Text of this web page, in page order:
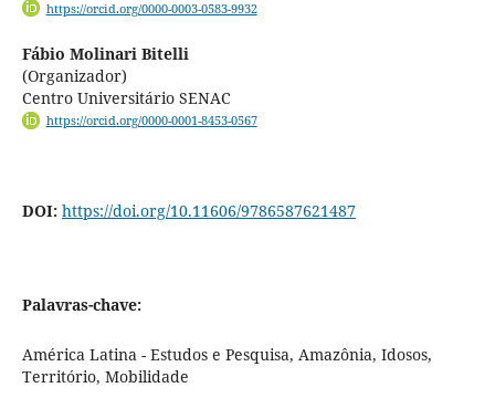
https://orcid.org/0000-0003-0583-9932
Fábio Molinari Bitelli
(Organizador)
Centro Universitário SENAC
https://orcid.org/0000-0001-8453-0567
DOI: https://doi.org/10.11606/9786587621487
Palavras-chave:
América Latina - Estudos e Pesquisa, Amazônia, Idosos,
Território, Mobilidade